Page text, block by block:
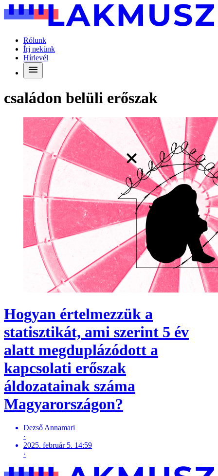
Rólunk
Írj nekünk
Hírlevél
családon belüli erőszak
Hogyan értelmezzük a
statisztikát, ami szerint 5 év
alatt megduplázódott a
kapcsolati erőszak
áldozatainak száma
Magyarországon?
Dezső Annamari
·
2025. február 5. 14:59
·